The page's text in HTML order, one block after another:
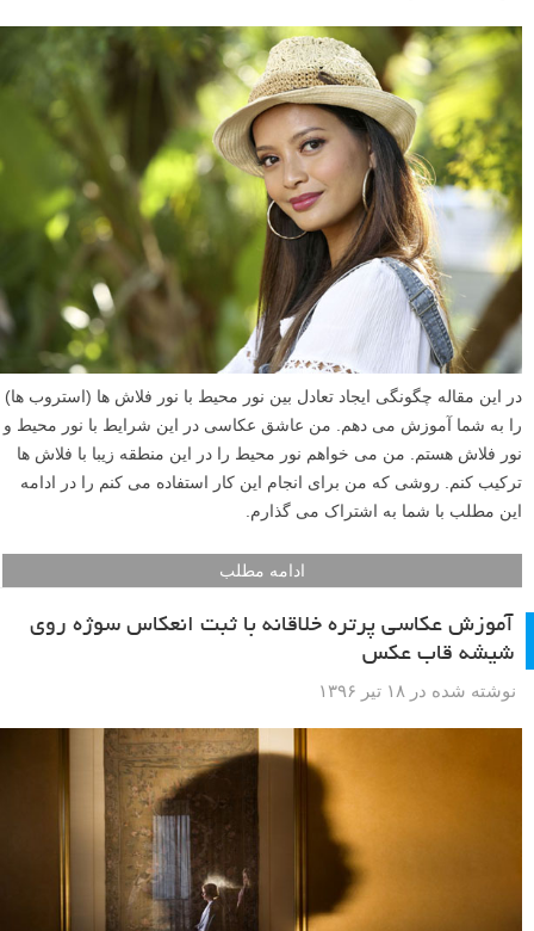
در این مقاله چگونگی ایجاد تعادل بین نور محیط با نور فلاش ها (استروب ها)
را به شما آموزش می دهم. من عاشق عکاسی در این شرایط با نور محیط و
نور فلاش هستم. من می خواهم نور محیط را در این منطقه زیبا با فلاش ها
ترکیب کنم. روشی که من برای انجام این کار استفاده می کنم را در ادامه
این مطلب با شما به اشتراک می گذارم.
ادامه مطلب
آموزش عکاسی پرتره خلاقانه با ثبت انعکاس سوژه روی
شیشه قاب عکس
نوشته شده در ۱۸ تیر ۱۳۹۶